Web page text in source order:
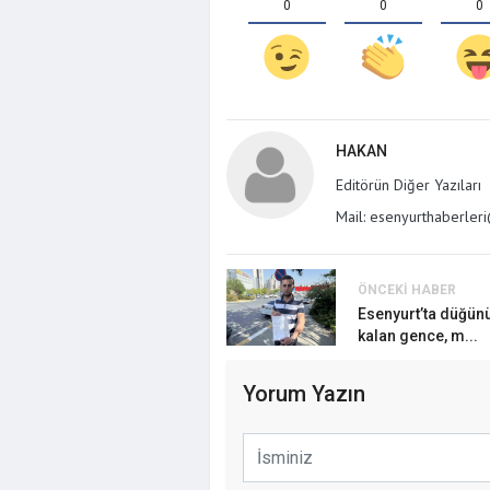
0 0 0
HAKAN
Editörün Diğer Yazıları
Mail:
ÖNCEKI HABER
Esenyurt’ta
kalan gence, m...
Yorum Yazın
Ardahan
görüntüsü